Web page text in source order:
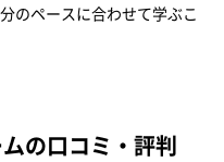
のペースに合わせて学ぶこ
の口コミ・評判